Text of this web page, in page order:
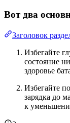
Вот два
Заголовок
Избегайте
состояние
здоровье
Избегайте
зарядка до
к